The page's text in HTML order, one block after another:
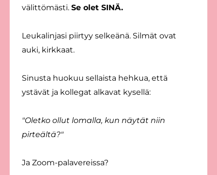
välittömästi. Se olet SINÄ.
Leukalinjasi piirtyy selkeänä. Silmät ovat
auki, kirkkaat.
Sinusta huokuu sellaista hehkua, että
ystävät ja kollegat alkavat kysellä:
"Oletko ollut lomalla, kun näytät niin
pirteältä?"
Ja Zoom-palavereissa?